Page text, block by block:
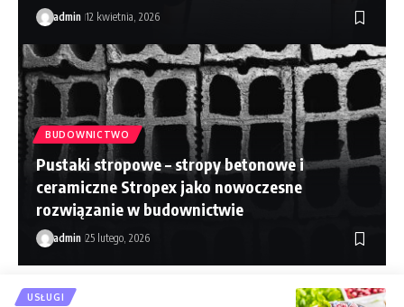
admin 12 kwietnia, 2026
BUDOWNICTWO
Pustaki stropowe – stropy betonowe i
ceramiczne Stropex jako nowoczesne
rozwiązanie w budownictwie
admin 25 lutego, 2026
USŁUGI